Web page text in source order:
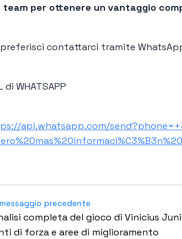
team per ottenere un vantaggio
contattarci tramite
di WHATSAPP
api.whatsapp.com/
messaggio precedente
completa del gioco di Vinicius
di forza e aree di miglioramento